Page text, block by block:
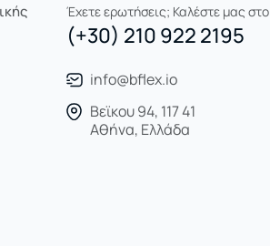
Έχετε ερωτήσεις; Καλέστε μας στο
(+30) 210 922 2195
info@bflex.io
Βεϊκου 94, 117 41
Αθήνα, Ελλάδα